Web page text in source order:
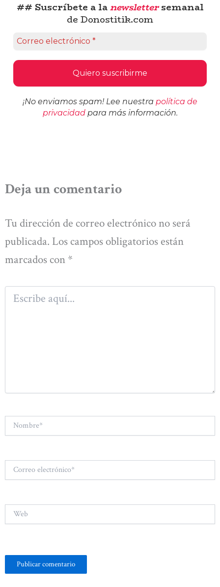
## Suscríbete a lanewslettersemanal
de Donostitik.com
¡No enviamos spam! Lee nuestra política de
privacidadpara más información.
Deja un comentario
Tu dirección de correo electrónico no será
publicada. Los campos obligatorios están
marcados con *
Escribe
aquí...
Nombre*
Correo
electrónico*